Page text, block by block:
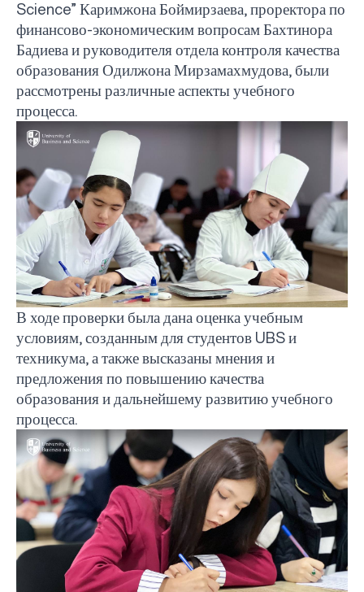
Science” Каримжона Боймирзаева, проректора по
финансово-экономическим вопросам Бахтинора
Бадиева и руководителя отдела контроля качества
образования Одилжона Мирзамахмудова, были
рассмотрены различные аспекты учебного
процесса.
В ходе проверки была дана оценка учебным
условиям, созданным для студентов UBS и
техникума, а также высказаны мнения и
предложения по повышению качества
образования и дальнейшему развитию учебного
процесса.